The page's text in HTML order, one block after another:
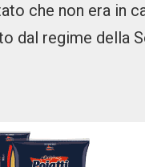
che non era in
dal regime della